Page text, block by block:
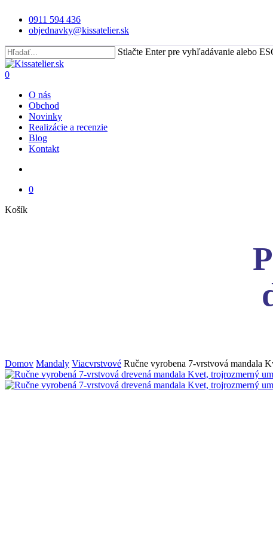
main
0911 594 436
objednavky@kissatelier.sk
Stlačte Enter pre vyhľadávanie alebo
Close
Search
search
0
O nás
Obchod
Novinky
Realizácie a recenzie
Blog
Kontakt
0
KošíkClose
Domov Mandaly Viacvrstvové Ručne vyrobena 7-vrstvová mandala